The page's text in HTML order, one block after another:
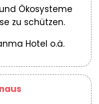
Ökosysteme
zu schützen.
Hotel o.ä.